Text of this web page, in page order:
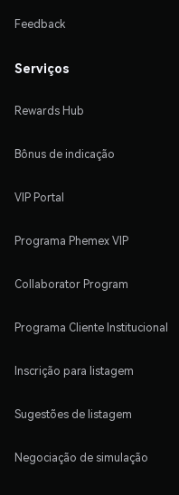
Feedback
Serviços
Rewards Hub
Bônus de indicação
VIP Portal
Programa Phemex VIP
Collaborator Program
Programa Cliente Institucional
Inscrição para listagem
Sugestões de listagem
Negociação de simulação